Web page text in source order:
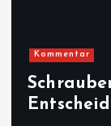
Kommentar